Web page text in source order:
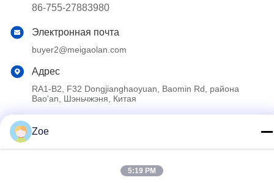
86-755-27883980
Электронная почта
buyer2@meigaolan.com
Адрес
RA1-B2, F32 Dongjianghaoyuan, Baomin Rd, района
Bao'an, Шэньчжэня, Китая
Политика конфиденциальности
Доставщик. 2023-2026 Shenzhen Meigaolan Electronic
Zoe
5:19 PM